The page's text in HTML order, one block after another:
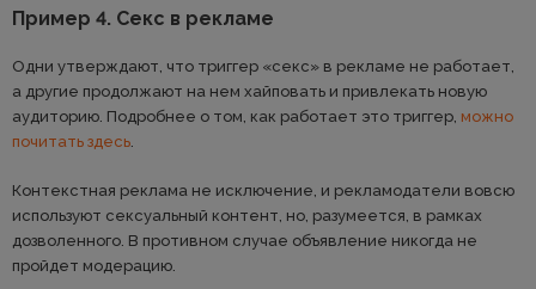
Пример 4. Секс в рекламе
Одни утверждают, что триггер «секс» в рекламе не работает,
а другие продолжают на нем хайповать и привлекать новую
аудиторию. Подробнее о том, как работает это триггер, можно
почитать здесь
Контекстная реклама не исключение, и рекламодатели вовсю
используют сексуальный контент, но, разумеется, в рамках
дозволенного. В противном случае объявление никогда не
пройдет модерацию.